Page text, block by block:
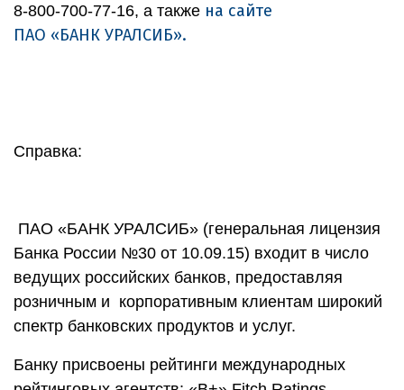
8‑800‑700‑77‑16, а также на сайте
ПАО «БАНК УРАЛСИБ».
Справка:
ПАО «БАНК УРАЛСИБ» (генеральная лицензия
Банка России №30 от 10.09.15) входит в число
ведущих российских банков, предоставляя
розничным и корпоративным клиентам широкий
спектр банковских продуктов и услуг.
Банку присвоены рейтинги международных